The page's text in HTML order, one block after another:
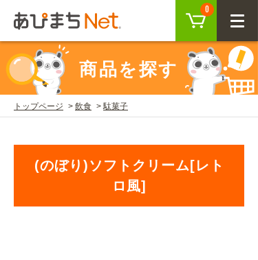
0
CLOSE
ログイン
会員登録
SEARCH
商品を探す
トップページ 飲食 駄菓子
(のぼり)ソフトクリーム[レト
ロ風]